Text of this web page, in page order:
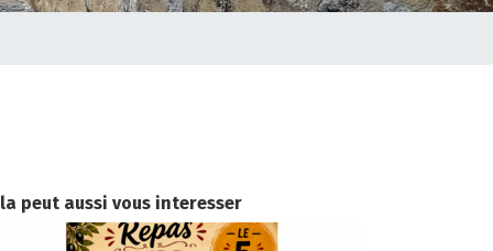
peut aussi vous interesser